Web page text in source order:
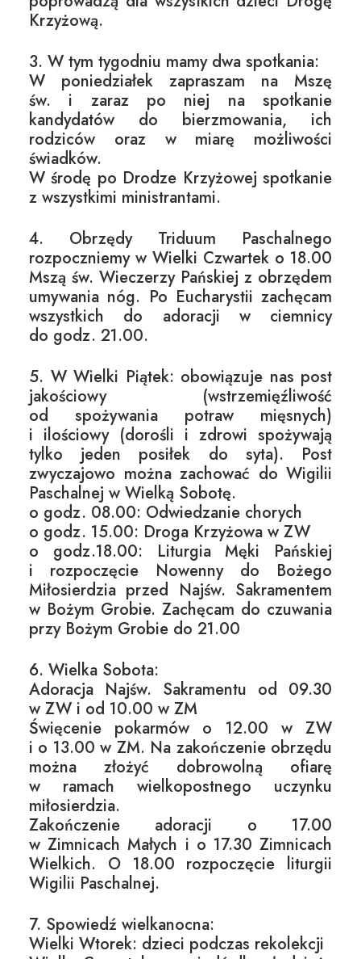
Krzyżową.
3. W tym tygodniu mamy dwa spotkania:
W poniedziałek zapraszam na Mszę
św. i zaraz po niej na spotkanie
kandydatów do bierzmowania, ich
rodziców oraz w miarę możliwości
świadków.
W środę po Drodze Krzyżowej spotkanie
z wszystkimi ministrantami.
4. Obrzędy Triduum Paschalnego
rozpoczniemy w Wielki Czwartek o 18.00
Mszą św. Wieczerzy Pańskiej z obrzędem
umywania nóg. Po Eucharystii zachęcam
wszystkich do adoracji w ciemnicy
do godz. 21.00.
5. W Wielki Piątek: obowiązuje nas post
jakościowy (wstrzemięźliwość
od spożywania potraw mięsnych)
i ilościowy (dorośli i zdrowi spożywają
tylko jeden posiłek do syta). Post
zwyczajowo można zachować do Wigilii
Paschalnej w Wielką Sobotę.
o godz. 08.00: Odwiedzanie chorych
o godz. 15.00: Droga Krzyżowa w ZW
o godz.18.00: Liturgia Męki Pańskiej
i rozpoczęcie Nowenny do Bożego
Miłosierdzia przed Najśw. Sakramentem
w Bożym Grobie. Zachęcam do czuwania
przy Bożym Grobie do 21.00
6. Wielka Sobota:
Adoracja Najśw. Sakramentu od 09.30
w ZW i od 10.00 w ZM
Święcenie pokarmów o 12.00 w ZW
i o 13.00 w ZM. Na zakończenie obrzędu
można złożyć dobrowolną ofiarę
w ramach wielkopostnego uczynku
miłosierdzia.
Zakończenie adoracji o 17.00
w Zimnicach Małych i o 17.30 Zimnicach
Wielkich. O 18.00 rozpoczęcie liturgii
Wigilii Paschalnej.
7. Spowiedź wielkanocna:
Wielki Wtorek: dzieci podczas rekolekcji